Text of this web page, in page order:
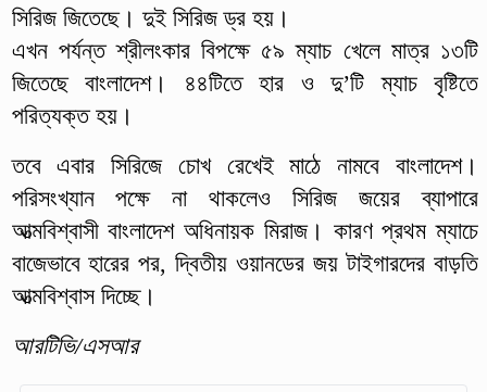
সিরিজ জিতেছে। দুই সিরিজ ড্র হয়।
এখন পর্যন্ত শ্রীলংকার বিপক্ষে ৫৯ ম্যাচ খেলে মাত্র ১৩টি
জিতেছে বাংলাদেশ। ৪৪টিতে হার ও দু’টি ম্যাচ বৃষ্টিতে
পরিত্যক্ত হয়।
তবে এবার সিরিজে চোখ রেখেই মাঠে নামবে বাংলাদেশ।
পরিসংখ্যান পক্ষে না থাকলেও সিরিজ জয়ের ব্যাপারে
আত্মবিশ্বাসী বাংলাদেশ অধিনায়ক মিরাজ। কারণ প্রথম ম্যাচে
বাজেভাবে হারের পর, দ্বিতীয় ওয়ানডের জয় টাইগারদের বাড়তি
আত্মবিশ্বাস দিচ্ছে।
আরটিভি/এসআর